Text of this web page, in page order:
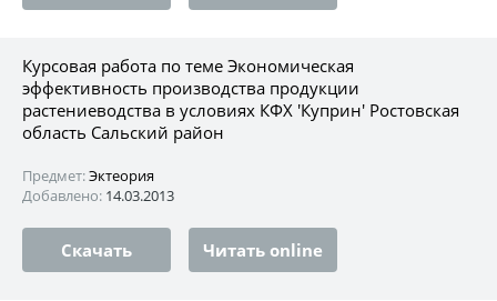
Курсовая работа по теме Экономическая
эффективность производства продукции
растениеводства в условиях КФХ 'Куприн' Ростовская
область Сальский район
Предмет:Эктеория
Добавлено: 14.03.2013
Скачать Читать online